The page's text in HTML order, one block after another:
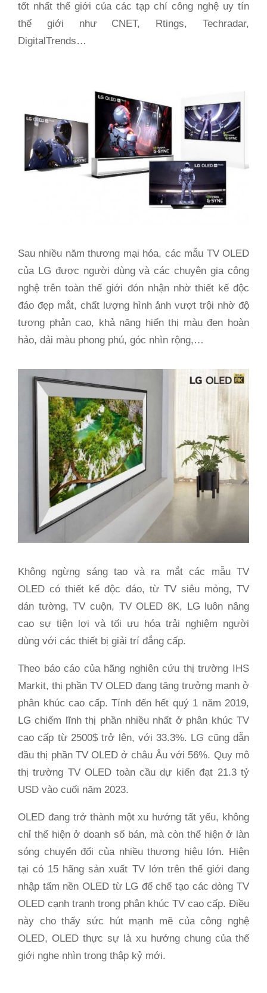
tốt nhất thế giới của các tạp chí công nghệ uy tín
thế giới như CNET, Rtings, Techradar,
DigitalTrends…
Sau nhiều năm thương mại hóa, các mẫu TV OLED
của LG được người dùng và các chuyên gia công
nghệ trên toàn thế giới đón nhận nhờ thiết kế độc
đáo đẹp mắt, chất lượng hình ảnh vượt trội nhờ độ
tương phản cao, khả năng hiển thị màu đen hoàn
hảo, dải màu phong phú, góc nhìn rộng,…
Không ngừng sáng tạo và ra mắt các mẫu TV
OLED có thiết kế độc đáo, từ TV siêu mỏng, TV
dán tường, TV cuộn, TV OLED 8K, LG luôn nâng
cao sự tiện lợi và tối ưu hóa trải nghiệm người
dùng với các thiết bị giải trí đẳng cấp.
Theo báo cáo của hãng nghiên cứu thị trường IHS
Markit, thị phần TV OLED đang tăng trưởng mạnh ở
phân khúc cao cấp. Tính đến hết quý 1 năm 2019,
LG chiếm lĩnh thị phần nhiều nhất ở phân khúc TV
cao cấp từ 2500$ trở lên, với 33.3%. LG cũng dẫn
đầu thị phần TV OLED ở châu Âu với 56%. Quy mô
thị trường TV OLED toàn cầu dự kiến đạt 21.3 tỷ
USD vào cuối năm 2023.
OLED đang trở thành một xu hướng tất yếu, không
chỉ thể hiện ở doanh số bán, mà còn thể hiện ở làn
sóng chuyển đổi của nhiều thương hiệu lớn. Hiện
tại có 15 hãng sản xuất TV lớn trên thế giới đang
nhập tấm nền OLED từ LG để chế tạo các dòng TV
OLED cạnh tranh trong phân khúc TV cao cấp. Điều
này cho thấy sức hút mạnh mẽ của công nghệ
OLED, OLED thực sự là xu hướng chung của thế
giới nghe nhìn trong thập kỷ mới.